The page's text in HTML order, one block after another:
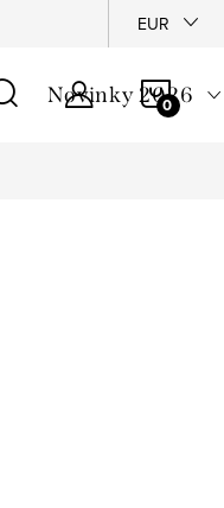
Ochrana osobných
EUR
Novinky 2026